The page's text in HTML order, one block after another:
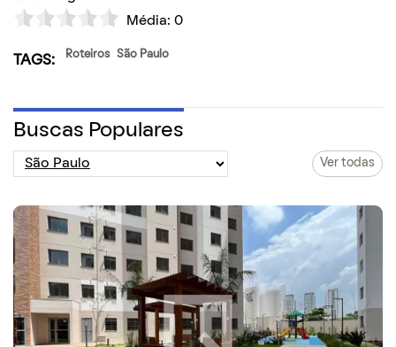
Média: 0
TAGS: Roteiros São Paulo
Buscas Populares
Ver todas